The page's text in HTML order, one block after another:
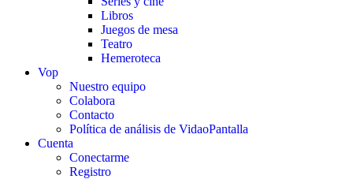
Libros
Juegos de mesa
Teatro
Hemeroteca
Vop
Nuestro equipo
Colabora
Contacto
Política de análisis de VidaoPantalla
Cuenta
Conectarme
Registro